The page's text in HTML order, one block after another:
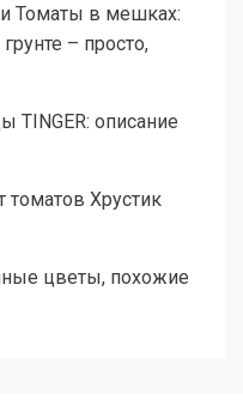
Томаты в мешках:
– просто,
TINGER: описание
томатов Хрустик
цветы, похожие